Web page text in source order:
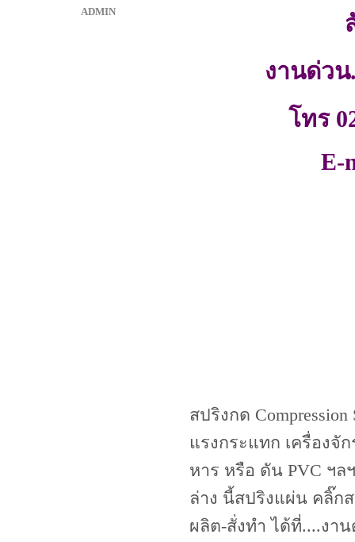
ADMIN
งานด่ว
โทร
E-
สปริงกด
แรงกระแทก เครื่องจั
หาร หรือ ดัน PVC ฯ
ล่าง นี้สปริงแผ่น คลิ๊ก
ผลิต-สั่งทำ ได้ที่....งาน